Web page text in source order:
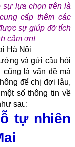
sự lựa chọn trên là
cấp thêm các
sự giúp đỡ tích
cảm ơn!
Hà Nội
và gửi câu hỏi
cũng là vấn đề mà
để chị đợi lâu,
số thông tin về
sau:
tự nhiên